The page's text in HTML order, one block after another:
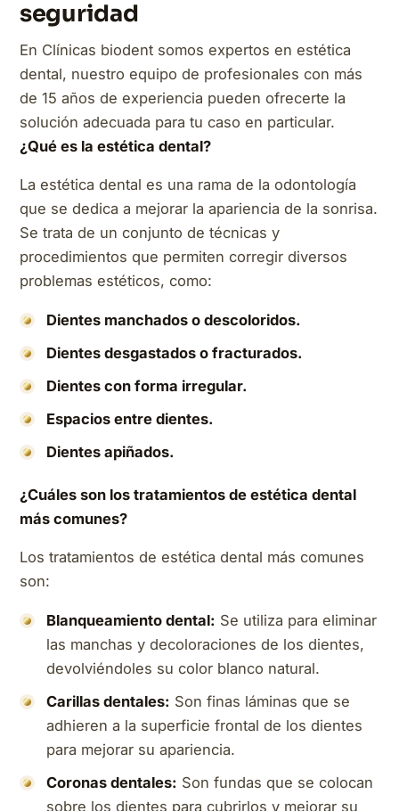
seguridad
En Clínicas biodent somos expertos en estética
dental, nuestro equipo de profesionales con más
de 15 años de experiencia pueden ofrecerte la
solución adecuada para tu caso en particular.
¿Qué es la estética dental?
La estética dental es una rama de la odontología
que se dedica a mejorar la apariencia de la sonrisa.
Se trata de un conjunto de técnicas y
procedimientos que permiten corregir diversos
problemas estéticos, como:
Dientes manchados o descoloridos.
Dientes desgastados o fracturados.
Dientes con forma irregular.
Espacios entre dientes.
Dientes apiñados.
¿Cuáles son los tratamientos de estética dental
más comunes?
Los tratamientos de estética dental más comunes
son:
Blanqueamiento dental: Se utiliza para eliminar
las manchas y decoloraciones de los dientes,
devolviéndoles su color blanco natural.
Carillas dentales: Son finas láminas que se
adhieren a la superficie frontal de los dientes
para mejorar su apariencia.
Coronas dentales: Son fundas que se colocan
sobre los dientes para cubrirlos y mejorar su